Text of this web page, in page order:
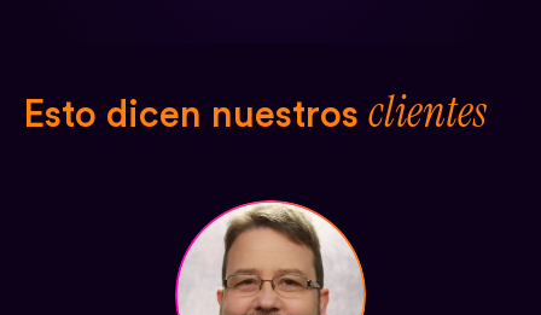
Esto dicen nuestros clientes